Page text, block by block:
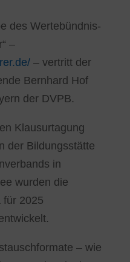
des Wertebündnis-
–
– vertritt der
Bernhard Hof
der DVPB.
Klausurtagung
der Bildungsstätte
in
wurden die
für 2025
– wie